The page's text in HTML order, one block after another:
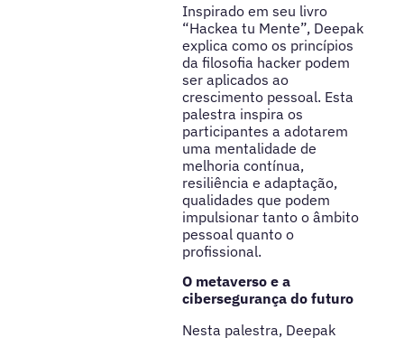
Inspirado em seu livro
“Hackea tu Mente”, Deepak
explica como os princípios
da filosofia hacker podem
ser aplicados ao
crescimento pessoal. Esta
palestra inspira os
participantes a adotarem
uma mentalidade de
melhoria contínua,
resiliência e adaptação,
qualidades que podem
impulsionar tanto o âmbito
pessoal quanto o
profissional.
O metaverso e a
cibersegurança do futuro
Nesta palestra, Deepak